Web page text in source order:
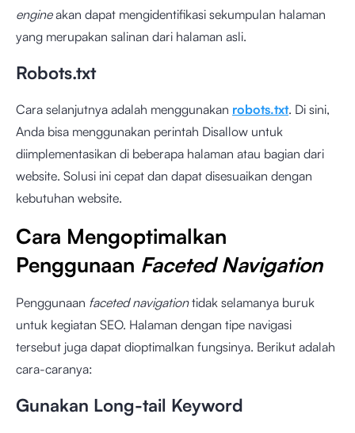
engineakan dapat mengidentifikasi sekumpulan halaman
yang merupakan salinan dari halaman asli.
Robots.txt
Cara selanjutnya adalah menggunakan robots.txt. Di sini,
Anda bisa menggunakan perintah Disallow untuk
diimplementasikan di beberapa halaman atau bagian dari
website. Solusi ini cepat dan dapat disesuaikan dengan
kebutuhan website.
Cara Mengoptimalkan
Penggunaan Faceted Navigation
Penggunaan faceted navigationtidak selamanya buruk
untuk kegiatan SEO. Halaman dengan tipe navigasi
tersebut juga dapat dioptimalkan fungsinya. Berikut adalah
cara-caranya:
Gunakan Long-tail Keyword